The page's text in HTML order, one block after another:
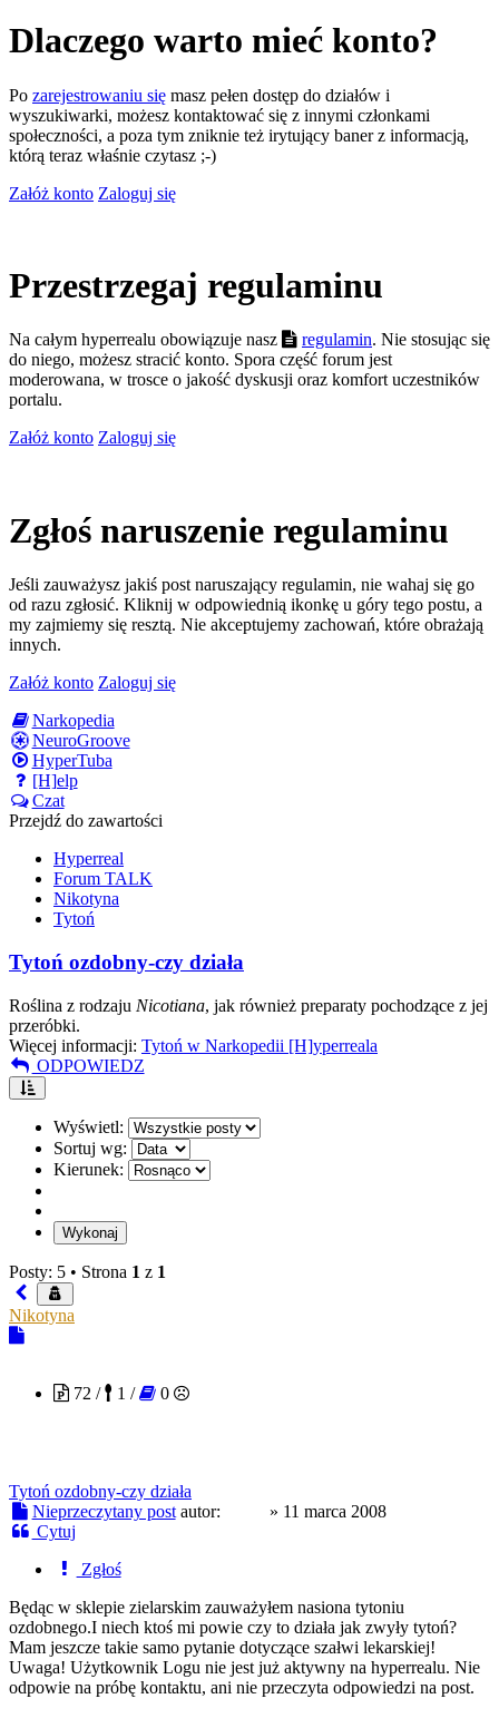
Dlaczego warto mieć konto?
Po zarejestrowaniu się masz pełen dostęp do działów i
wyszukiwarki, możesz kontaktować się z innymi członkami
społeczności, a poza tym zniknie też irytujący baner z informacją,
którą teraz właśnie czytasz ;-)
Załóż konto Zaloguj się
Przestrzegaj regulaminu
Na całym hyperrealu obowiązuje nasz regulamin. Nie stosując się
do niego, możesz stracić konto. Spora część forum jest
moderowana, w trosce o jakość dyskusji oraz komfort uczestników
portalu.
Załóż konto Zaloguj się
Zgłoś naruszenie regulaminu
Jeśli zauważysz jakiś post naruszający regulamin, nie wahaj się go
od razu zgłosić. Kliknij w odpowiednią ikonkę u góry tego postu, a
my zajmiemy się resztą. Nie akceptujemy zachowań, które obrażają
innych.
Załóż konto Zaloguj się
Narkopedia
NeuroGroove
HyperTuba
[H]elp
Czat
Przejdź do zawartości
Hyperreal
Forum TALK
Nikotyna
Tytoń
Tytoń ozdobny-czy działa
Roślina z rodzaju Nicotiana, jak również preparaty pochodzące z jej
przeróbki.
Więcej informacji: Tytoń w Narkopedii [H]yperreala
ODPOWIEDZ
Wyświetl:
Sortuj wg:
Kierunek:
Posty: 5 • Strona 1 z 1
Nikotyna
72 /
1 / 0
Tytoń ozdobny-czy działa
Nieprzeczytany post autor: » 11 marca 2008
Cytuj
Zgłoś
Będąc w sklepie zielarskim zauważyłem nasiona tytoniu
ozdobnego.I niech ktoś mi powie czy to działa jak zwyły tytoń?
Mam jeszcze takie samo pytanie dotyczące szałwi lekarskiej!
Uwaga! Użytkownik Logu nie jest już aktywny na hyperrealu. Nie
odpowie na próbę kontaktu, ani nie przeczyta odpowiedzi na post.